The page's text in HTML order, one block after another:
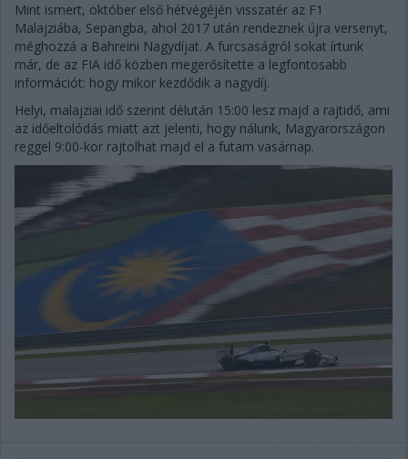
Mint ismert, október első hétvégéjén visszatér az F1
Malajziába, Sepangba, ahol 2017 után rendeznek újra versenyt,
méghozzá a Bahreini Nagydíjat. A furcsaságról sokat írtunk
már, de az FIA idő közben megerősítette a legfontosabb
információt: hogy mikor kezdődik a nagydíj.
Helyi, malajziai idő szerint délután 15:00 lesz majd a rajtidő, ami
az időeltolódás miatt azt jelenti, hogy nálunk, Magyarországon
reggel 9:00-kor rajtolhat majd el a futam vasárnap.